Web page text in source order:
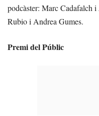
podcàster: Marc Cadafalch
Rubio i Andrea Gumes.
Premi del Públic